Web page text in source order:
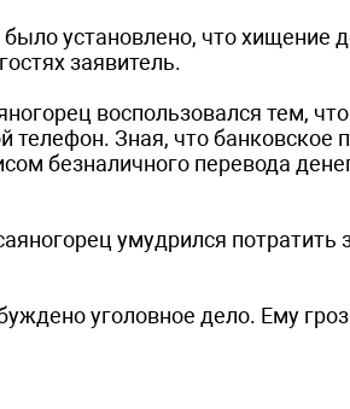
установлено, что
заявитель.
воспользовался тем,
телефон. Зная, что банковское
безналичного перевода
умудрился потратить
уголовное дело. Ему